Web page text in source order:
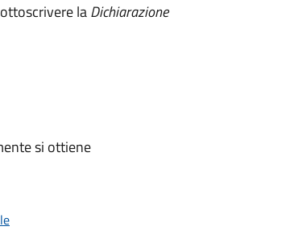
laDichiarazione
si ottiene